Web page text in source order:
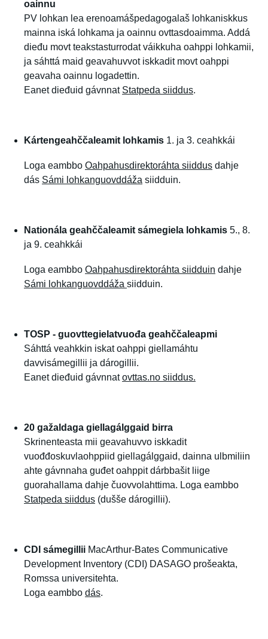
oainnu
PV lohkan lea erenoamášpedagogalaš lohkaniskkus
mainna iská lohkama ja oainnu ovttasdoaimma. Addá
dieđu movt teakstasturrodat váikkuha oahppi lohkamii,
ja sáhttá maid geavahuvvot iskkadit movt oahppi
geavaha oainnu logadettin.
Eanet dieđuid gávnnat Statpeda siiddus.
Kártengeahččaleamit lohkamis 1. ja 3. ceahkkái
Loga eambbo Oahpahusdirektoráhta siiddus dahje
dás Sámi lohkanguovddáža siidduin.
Nationála geahččaleamit sámegiela lohkamis 5., 8.
ja 9. ceahkkái
Loga eambbo Oahpahusdirektoráhta siidduin dahje
Sámi lohkanguovddáža siidduin.
TOSP - guovttegielatvuođa geahččaleapmi
Sáhttá veahkkin iskat oahppi giellamáhtu
davvisámegillii ja dárogillii.
Eanet dieđuid gávnnatovttas.no siiddus.
20 gažaldaga giellagálggaid birra
Skrinenteasta mii geavahuvvo iskkadit
vuođđoskuvlaohppiid giellagálggaid, dainna ulbmiliin
ahte gávnnaha guđet oahppit dárbbašit liige
guorahallama dahje čuovvolahttima. Loga eambbo
Statpeda siiddus (dušše dárogillii).
CDI sámegillii MacArthur-Bates Communicative
Development Inventory (CDI) DASAGO prošeakta,
Romssa universitehta.
Loga eambbo dás.